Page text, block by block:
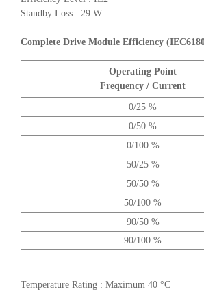
Standby Loss : 29 W
Complete Drive Module Efficiency
Operating Point
Frequency / Current
0/25 %
0/50 %
0/100 %
50/25 %
50/50 %
50/100 %
90/50 %
90/100 %
Temperature Rating : Maximum 40 °C